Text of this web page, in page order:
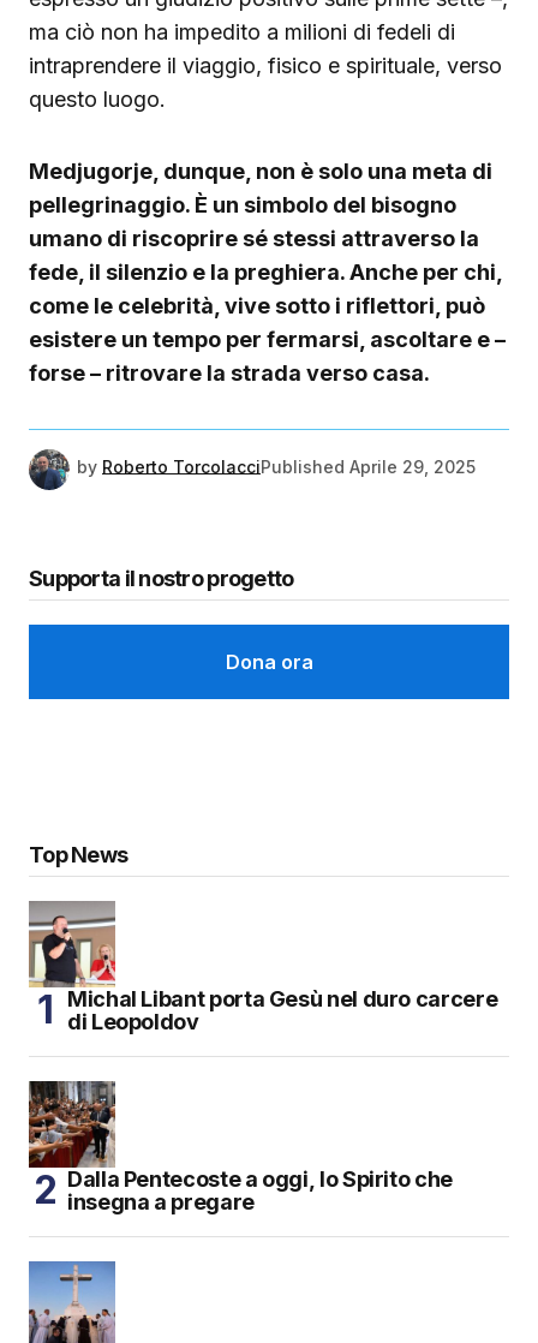
ma ciò non ha impedito a milioni di fedeli di
intraprendere il viaggio, fisico e spirituale, verso
questo luogo.
Medjugorje, dunque, non è solo una meta di
pellegrinaggio. È un simbolo del bisogno
umano di riscoprire sé stessi attraverso la
fede, il silenzio e la preghiera. Anche per chi,
come le celebrità, vive sotto i riflettori, può
esistere un tempo per fermarsi, ascoltare e –
forse – ritrovare la strada verso casa.
by Roberto TorcolacciPublished Aprile 29, 2025
Supporta il nostro progetto
Dona ora
Top News
Michal Libant porta Gesù nel duro carcere
di Leopoldov
Dalla Pentecoste a oggi, lo Spirito che
insegna a pregare